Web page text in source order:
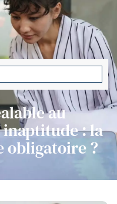
au
: la
obligatoire ?